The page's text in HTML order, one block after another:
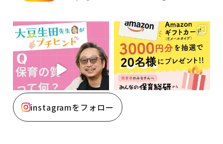
instagramをフォロー